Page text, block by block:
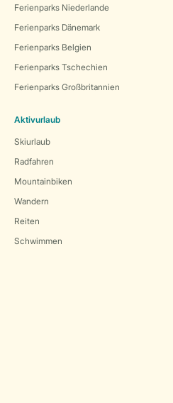
Ferienparks Niederlande
Ferienparks Dänemark
Ferienparks Belgien
Ferienparks Tschechien
Ferienparks Großbritannien
Aktivurlaub
Skiurlaub
Radfahren
Mountainbiken
Wandern
Reiten
Schwimmen